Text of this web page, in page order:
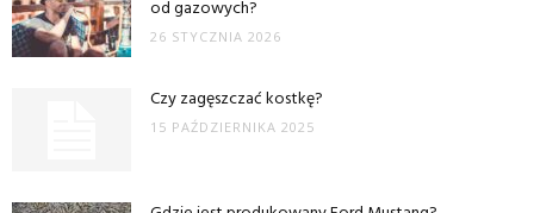
od gazowych?
26 STYCZNIA 2026
Czy zagęszczać kostkę?
15 PAŹDZIERNIKA 2025